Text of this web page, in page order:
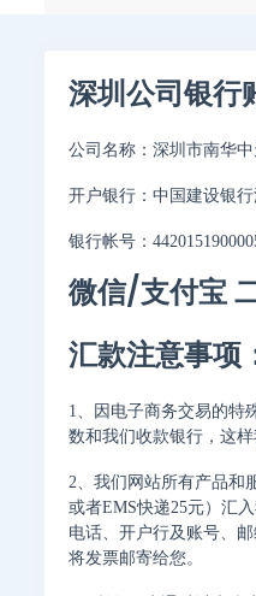
深圳公司银行
公司名称：深圳市南华中
开户银行：中国建设银
银行帐号：
微信/支付宝
汇款注意事项
1、因电子商务交易的特
数和我们收款银行，这
2、我们网站所有产品和
或者EMS快递25元）汇
电话、开户行及账号、
将发票邮寄给您。